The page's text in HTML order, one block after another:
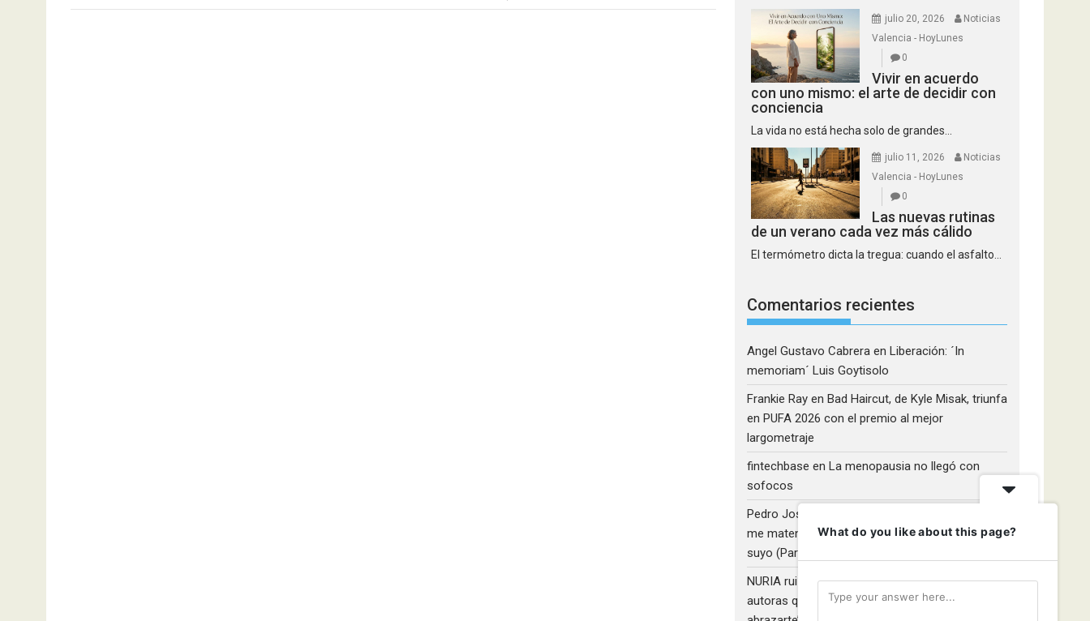
julio 20, 2026
Noticias
Valencia - HoyLunes
0
Vivir en acuerdo
con uno mismo: el arte de decidir con
conciencia
La vida no está hecha solo de grandes...
julio 11, 2026
Noticias
Valencia - HoyLunes
0
Las nuevas rutinas
de un verano cada vez más cálido
El termómetro dicta la tregua: cuando el asfalto...
Comentarios recientes
Angel Gustavo Cabrera en Liberación: ´In
memoriam´ Luis Goytisolo
Frankie Ray en Bad Haircut, de Kyle Misak, triunfa
en PUFA 2026 con el premio al mejor
largometraje
fintechbase en La menopausia no llegó con
sofocos
Pedro José Camacho Barrios
me maten!»: El Rulfo que el cine venezolano hizo
suyo (Parte 2)
NURIA ruiz fernandezenLibros que nadie lee y
autoras que no hacen ruido: Redescubriendo ‘Y
What do you like about this page?